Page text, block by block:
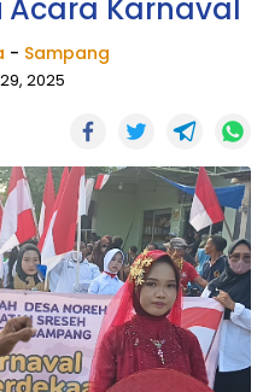
Acara Karnaval
- Sampang
2025